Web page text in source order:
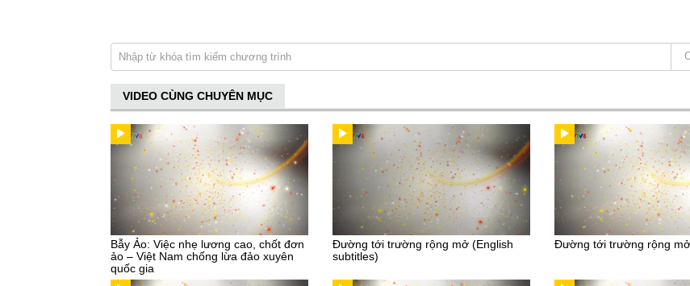
VIDEO CÙNG CHUYÊN MỤC
Bẫy Ảo: Việc nhẹ lương cao, chốt đơn
ảo – Việt Nam chống lừa đảo xuyên
quốc gia
Đường tới trường rộng mở (English
subtitles)
Đường tới trường rộng mở